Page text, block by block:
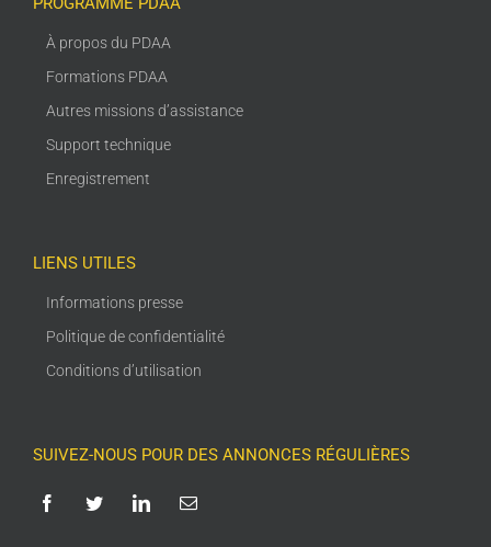
À propos du PDAA
Formations PDAA
Autres missions d’assistance
Support technique
Enregistrement
LIENS UTILES
Informations presse
Politique de confidentialité
Conditions d’utilisation
SUIVEZ-NOUS POUR DES ANNONCES RÉGULIÈRES